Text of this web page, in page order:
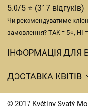
5.0/5 ⭐ (317 відгуків)
Чи рекомендуватиме
замовлення? ТАК = 5⭐, НІ =
ІНФОРМАЦІЯ ДЛЯ
Захист персональних
Час доставки квітів
ДОСТАВКА КВІТІВ
Вартість доставки
© 2017 Květiny Svatý